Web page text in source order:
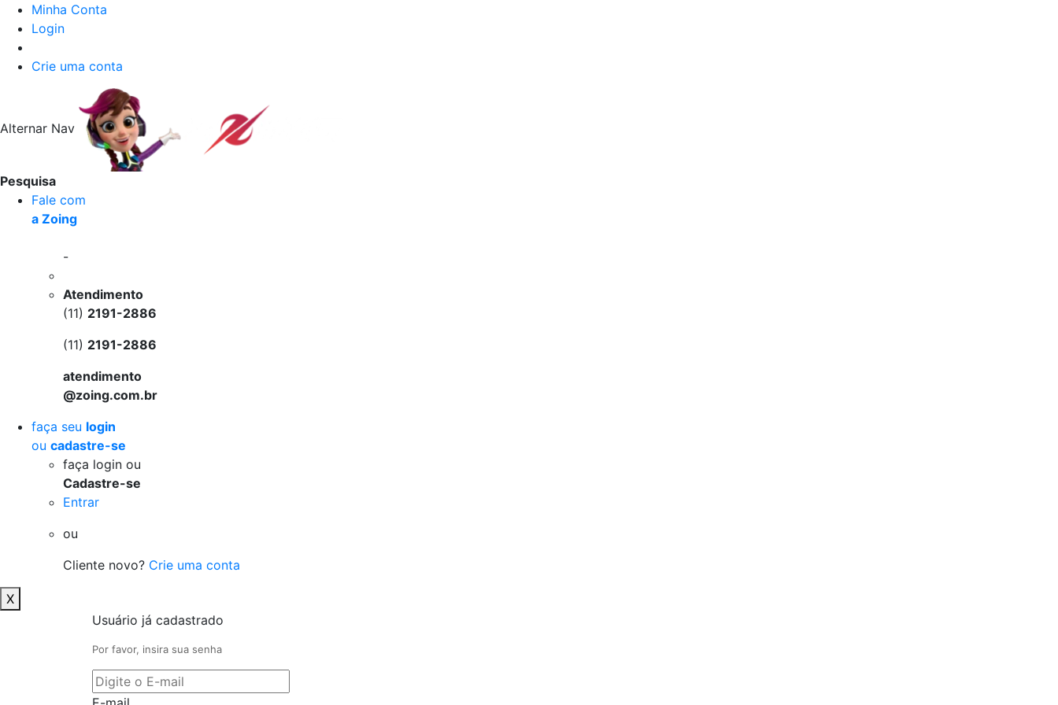
Minha Conta
Login
Crie uma conta
Alternar Nav
Pesquisa
Fale com
a Zoing
-
Atendimento
(11) 2191-2886
(11) 2191-2886
atendimento
@zoing.com.br
faça seu login
ou cadastre-se
faça login ou
Cadastre-se
Entrar
ou
Cliente novo? Crie uma conta
X
Usuário já cadastrado
Por favor, insira sua senha